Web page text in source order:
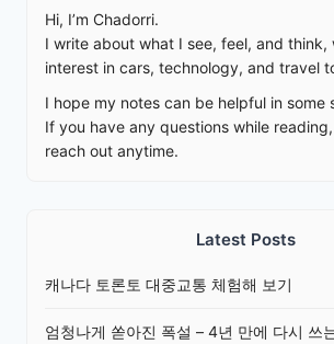
Hi, I’m Chadorri.
I write about what I see, feel, and think,
interest in cars, technology, and travel
I hope my notes can be helpful in some
If you have any questions while
reach out anytime.
Latest Posts
캐나다 토론토 대중교통 체험해 보기
엄청나게 쏟아진 폭설 – 4년 만에 다시 쓰